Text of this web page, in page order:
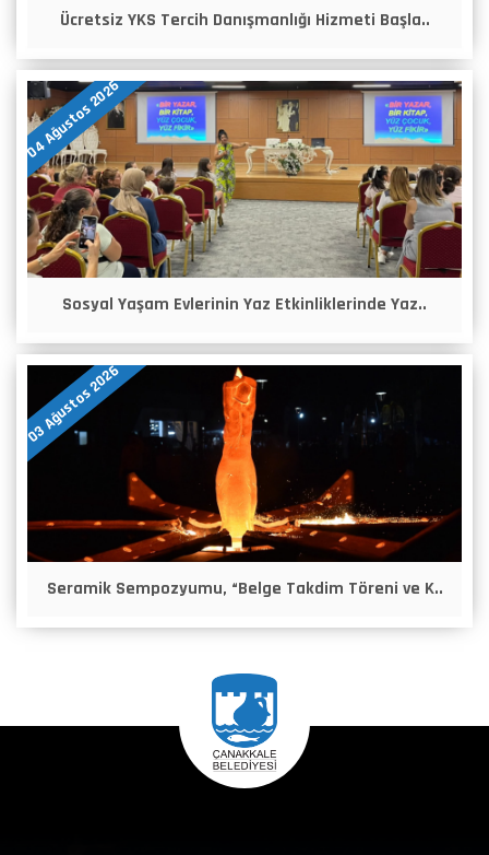
Ücretsiz YKS Tercih Danışmanlığı Hizmeti Başla..
04 Ağustos 2026
Sosyal Yaşam Evlerinin Yaz Etkinliklerinde Yaz..
03 Ağustos 2026
Seramik Sempozyumu, “Belge Takdim Töreni ve K..